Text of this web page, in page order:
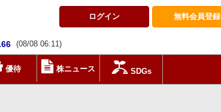
無料会員登録
ログイン
(08/08 06:11)
優待 株ニュース SDGs